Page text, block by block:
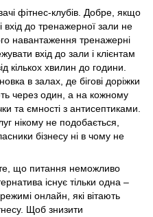
фітнес-клубів. Добре, якщо
вхід до тренажерної зали не
навантаження тренажерні
вхід до зали і клієнтам
кількох хвилин до години.
в залах, де бігові доріжки
через один, а на кожному
та ємності з антисептиками.
нікому не подобається,
бізнесу ні в чому не
те, що питання неможливо
існує тільки одна –
онлайн, які вітають
Щоб знизити